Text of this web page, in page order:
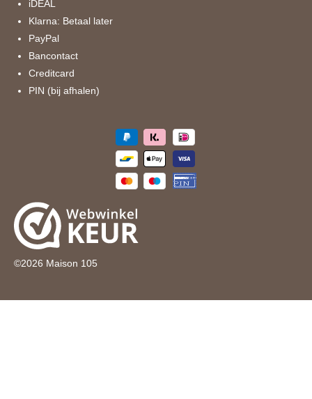
iDEAL
Klarna: Betaal later
PayPal
Bancontact
Creditcard
PIN (bij afhalen)
©2026 Maison 105